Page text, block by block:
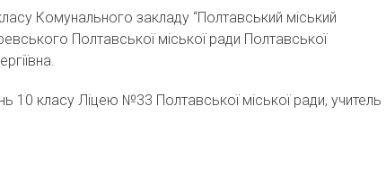
Комунального закладу “Полтавський міський
Полтавської міської ради Полтавської
10 класу Ліцею №33 Полтавської міської ради, учитель